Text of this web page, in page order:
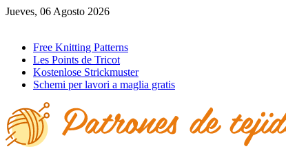
Jueves, 06 Agosto 2026
Free Knitting Patterns
Les Points de Tricot
Kostenlose Strickmuster
Schemi per lavori a maglia gratis